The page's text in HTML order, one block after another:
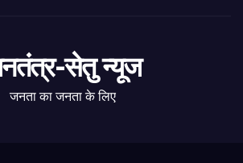
सेतु न्यूज
जनता का जनता के लिए